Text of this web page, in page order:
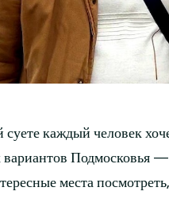
каждый человек
Подмосковья
места